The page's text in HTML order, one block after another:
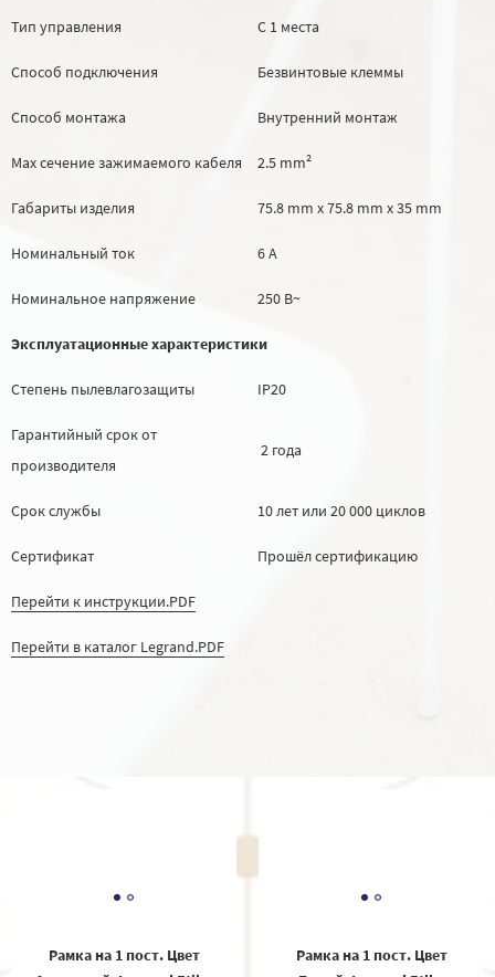
Тип управления С 1 места
Способ подключения Безвинтовые клеммы
Способ монтажа Внутренний монтаж
Max сечение зажимаемого кабеля 2.5 mm²
Габариты изделия 75.8 mm х 75.8 mm х 35 mm
Номинальный ток 6 А
Номинальное напряжение 250 В~
Эксплуатационные характеристики
Степень пылевлагозащиты IP20
Гарантийный срок от
производителя
2 года
Срок службы 10 лет или 20 000 циклов
Сертификат Прошёл сертификацию
Перейти к инструкции.PDF
Перейти в каталог Legrand.PDF
Рамка на 1 пост. Цвет
Рамка на 1 пост. Цвет